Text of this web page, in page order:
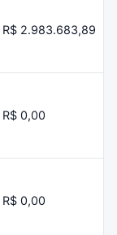
R$ 2.983.683,89
R$ 0,00
R$ 0,00